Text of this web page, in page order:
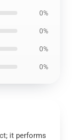
0%
0%
0%
0%
it performs